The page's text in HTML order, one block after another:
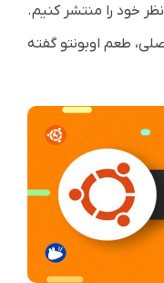
نظر خود را منتشر کنیم.
طعم اوبونتو گفته